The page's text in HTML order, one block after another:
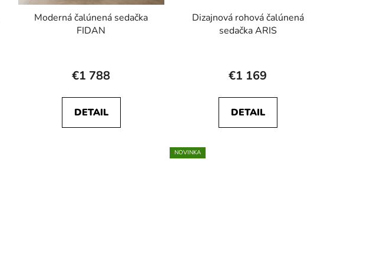
Moderná čalúnená sedačka
FIDAN
€1 788
DETAIL
Dizajnová rohová čalúnená
sedačka ARIS
€1 169
DETAIL
NOVINKA